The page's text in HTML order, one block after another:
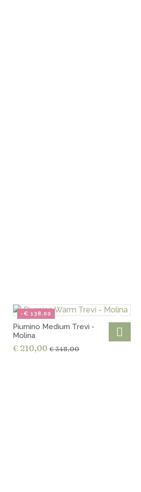
-€ 138,00
Piumino Medium Trevi -
Molina
€ 210,00 € 348,00